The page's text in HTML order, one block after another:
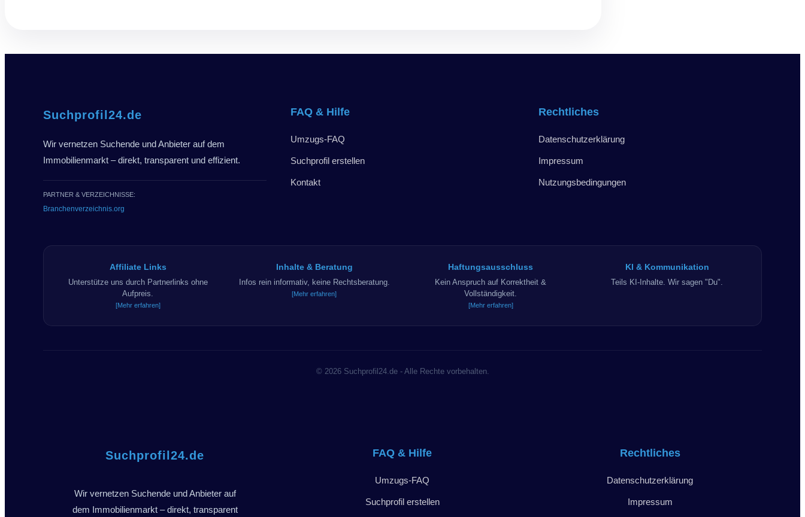
Suchprofil24.de
Wir vernetzen Suchende und Anbieter auf dem
Immobilienmarkt – direkt, transparent und effizient.
PARTNER & VERZEICHNISSE:
Branchenverzeichnis.org
FAQ & Hilfe
Umzugs-FAQ
Suchprofil erstellen
Kontakt
Rechtliches
Datenschutzerklärung
Impressum
Nutzungsbedingungen
Affiliate Links
Unterstütze uns durch Partnerlinks ohne
Aufpreis.
[Mehr erfahren]
Inhalte & Beratung
Infos rein informativ, keine Rechtsberatung.
[Mehr erfahren]
Haftungsausschluss
Kein Anspruch auf Korrektheit &
Vollständigkeit.
[Mehr erfahren]
KI & Kommunikation
Teils KI-Inhalte. Wir sagen "Du".
© 2026 Suchprofil24.de - Alle Rechte vorbehalten.
Suchprofil24.de
Wir vernetzen Suchende und Anbieter auf
dem Immobilienmarkt – direkt, transparent
FAQ & Hilfe
Umzugs-FAQ
Suchprofil erstellen
Rechtliches
Datenschutzerklärung
Impressum